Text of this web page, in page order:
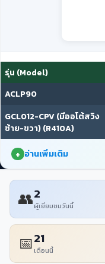
รุ่น (Model)
ACLP90
GCL012-CPV (มีออโต้สวิง
ซ้าย-ขวา) (R410A)
อ่านเพิ่มเติม
👥2
ผู้เยี่ยมชมวันนี้
📅21
เดือนนี้